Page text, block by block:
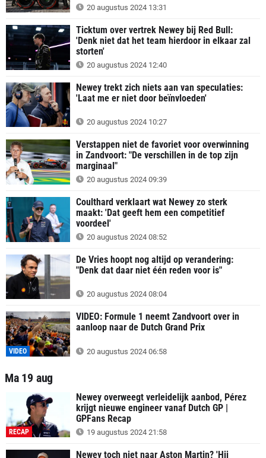
20 augustus 2024 13:31
Ticktum over vertrek Newey bij Red Bull:
'Denk niet dat het team hierdoor in elkaar zal
storten'
20 augustus 2024 12:40
Newey trekt zich niets aan van speculaties:
'Laat me er niet door beïnvloeden'
20 augustus 2024 10:27
Verstappen niet de favoriet voor overwinning
in Zandvoort: "De verschillen in de top zijn
marginaal"
20 augustus 2024 09:39
Coulthard verklaart wat Newey zo sterk
maakt: 'Dat geeft hem een competitief
voordeel'
20 augustus 2024 08:52
De Vries hoopt nog altijd op verandering:
"Denk dat daar niet één reden voor is"
20 augustus 2024 08:04
VIDEO
VIDEO: Formule 1 neemt Zandvoort over in
aanloop naar de Dutch Grand Prix
20 augustus 2024 06:58
Ma 19 aug
RECAP
Newey overweegt verleidelijk aanbod, Pérez
krijgt nieuwe engineer vanaf Dutch GP |
GPFans Recap
19 augustus 2024 21:58
Newey toch niet naar Aston Martin? 'Hij